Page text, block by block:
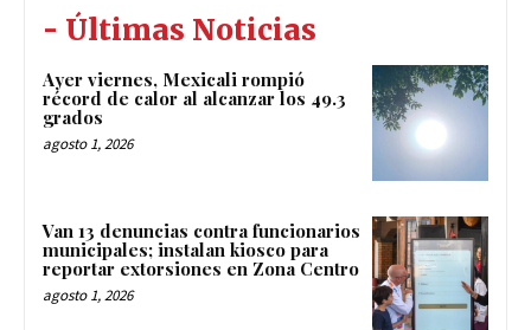
- Últimas Noticias
Ayer viernes, Mexicali rompió
récord de calor al alcanzar los 49.3
grados
agosto 1, 2026
Van 13 denuncias contra funcionarios
municipales; instalan kiosco para
reportar extorsiones en Zona Centro
agosto 1, 2026